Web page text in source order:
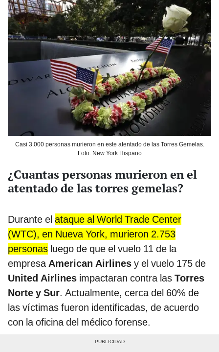
Casi 3.000 personas murieron en este atentado de las Torres Gemelas.
Foto: New York Hispano
¿Cuantas personas murieron en el
atentado de las torres gemelas?
Durante el ataque al World Trade Center
(WTC), en Nueva York, murieron 2.753
personas luego de que el vuelo 11 de la
empresa American Airlines y el vuelo 175 de
United Airlines impactaran contra las Torres
Norte y Sur. Actualmente, cerca del 60% de
las víctimas fueron identificadas, de acuerdo
con la oficina del médico forense.